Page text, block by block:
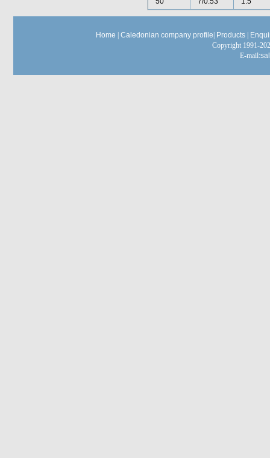
Home Caledonian company profile Products
Copyright 1991-
E-mail: